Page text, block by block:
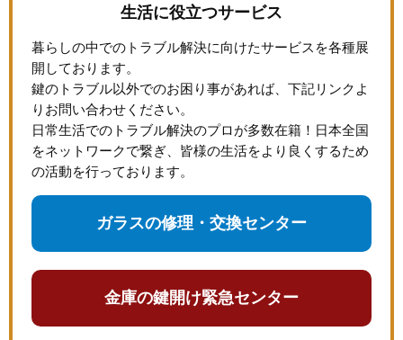
生活に役立つサービス
暮らしの中でのトラブル解決に向けたサービスを各種展
開しております。
鍵のトラブル以外でのお困り事があれば、下記リンクよ
りお問い合わせください。
日常生活でのトラブル解決のプロが多数在籍！日本全国
をネットワークで繋ぎ、皆様の生活をより良くするため
の活動を行っております。
ガラスの修理・交換センター
金庫の鍵開け緊急センター